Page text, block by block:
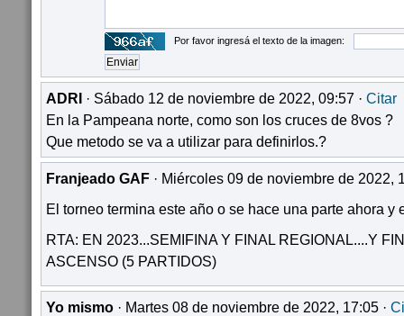
Por favor ingresá el texto de la imagen:
ADRI · Sábado 12 de noviembre de 2022, 09:57 · Citar
En la Pampeana norte, como son los cruces de 8vos ?
Que metodo se va a utilizar para definirlos.?
Franjeado GAF · Miércoles 09 de noviembre de 2022,
El torneo termina este año o se hace una parte ahora y
RTA: EN 2023...SEMIFINA Y FINAL REGIONAL....Y
ASCENSO (5 PARTIDOS)
Yo mismo · Martes 08 de noviembre de 2022, 17:05 ·